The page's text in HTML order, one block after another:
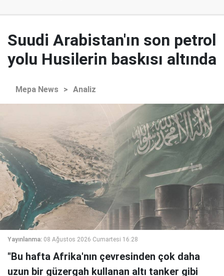
Suudi Arabistan'ın son petrol
yolu Husilerin baskısı altında
Mepa News > Analiz
Yayınlanma: 08 Ağustos 2026 Cumartesi 16:28
"Bu hafta Afrika'nın çevresinden çok daha
uzun bir güzergah kullanan altı tanker gibi